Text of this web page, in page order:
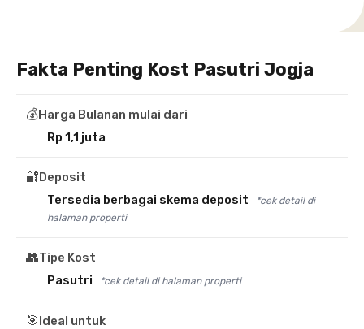
Fakta Penting Kost Pasutri Jogja
💰Harga Bulanan mulai dari
Rp 1,1 juta
🔐Deposit
Tersedia berbagai skema deposit
*cek detail di
halaman properti
👥Tipe Kost
Pasutri
*cek detail di halaman properti
🎯Ideal untuk